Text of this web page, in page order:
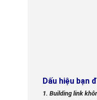
Dấu hiệu bạn
1. Building link